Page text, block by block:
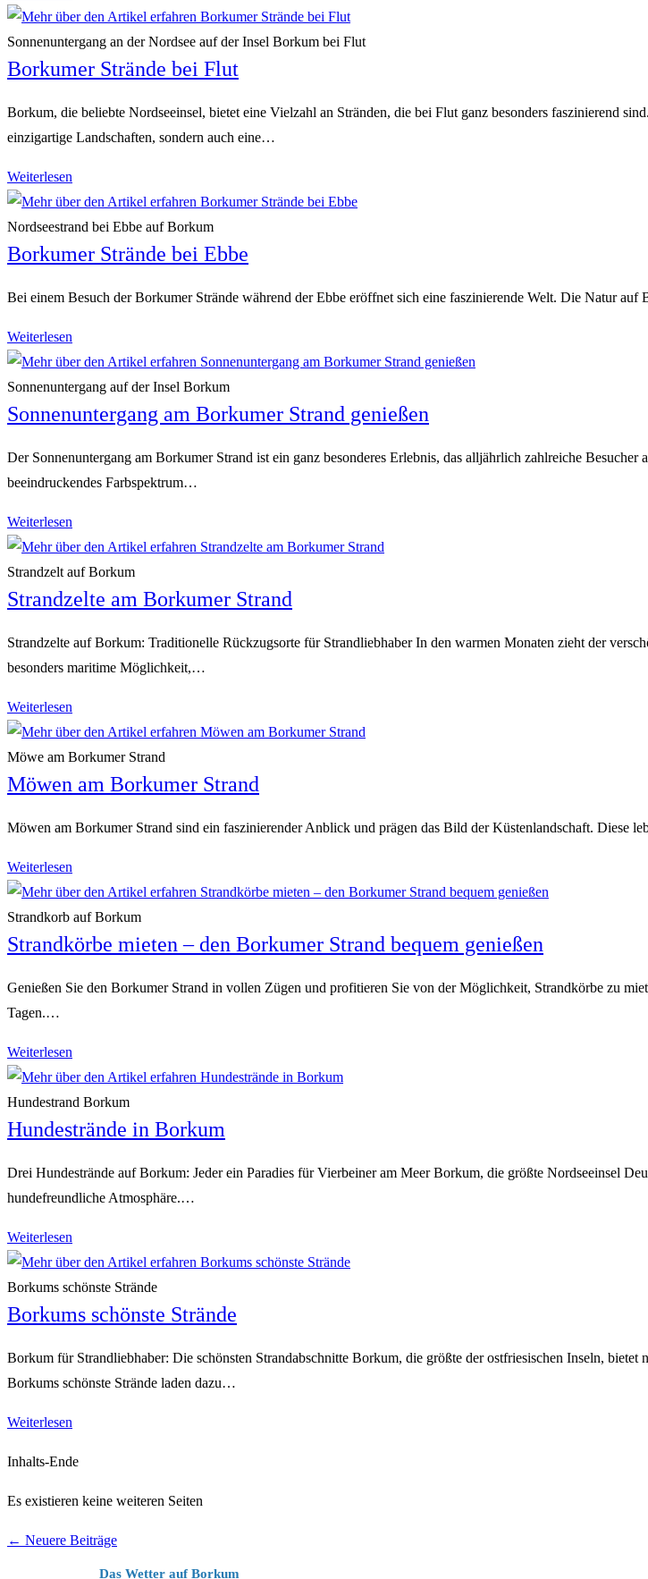
am
Borkumer
Strand
Sonnenuntergang an der Nordsee auf der Insel Borkum bei Flut
Borkumer Strände bei Flut
Borkum, die beliebte Nordseeinsel, bietet eine Vielzahl an Stränden, die bei Flut ganz besonders faszinierend
einzigartige Landschaften, sondern auch eine…
Weiterlesen
Strände
bei
Flut
Nordseestrand bei Ebbe auf Borkum
Borkumer Strände bei Ebbe
Bei einem Besuch der Borkumer Strände während der Ebbe eröffnet sich eine faszinierende Welt. Die Natur
Weiterlesen
Strände
bei
Ebbe
Sonnenuntergang auf der Insel Borkum
Sonnenuntergang am Borkumer Strand genießen
Der Sonnenuntergang am Borkumer Strand ist ein ganz besonderes Erlebnis, das alljährlich zahlreiche
beeindruckendes Farbspektrum…
Weiterlesen
am
Borkumer
Strand
Strandzelt auf Borkum
Strandzelte am Borkumer Strand
Strandzelte auf Borkum: Traditionelle Rückzugsorte für Strandliebhaber In den warmen Monaten zieht der
besonders maritime Möglichkeit,…
Weiterlesen
am
Borkumer
Strand
Möwe am Borkumer Strand
Möwen am Borkumer Strand
Möwen am Borkumer Strand sind ein faszinierender Anblick und prägen das Bild der Küstenlandschaft. Diese
Weiterlesen
am
Borkumer
Strand
Strandkorb auf Borkum
Strandkörbe mieten – den Borkumer Strand bequem genießen
Genießen Sie den Borkumer Strand in vollen Zügen und profitieren Sie von der Möglichkeit, Strandkörbe zu
Tagen.…
Weiterlesen
mieten
–
den
Strand
bequem
Hundestrand Borkum
Hundestrände in Borkum
Drei Hundestrände auf Borkum: Jeder ein Paradies für Vierbeiner am Meer Borkum, die größte Nordseeinsel
hundefreundliche Atmosphäre.…
Weiterlesen
in
Borkum
Borkums schönste Strände
Borkums schönste Strände
Borkum für Strandliebhaber: Die schönsten Strandabschnitte Borkum, die größte der ostfriesischen Inseln,
Borkums schönste Strände laden dazu…
Weiterlesen
Strände
Inhalts-Ende
Es existieren keine weiteren Seiten
← Neuere Beiträge
Das Wetter auf Borkum